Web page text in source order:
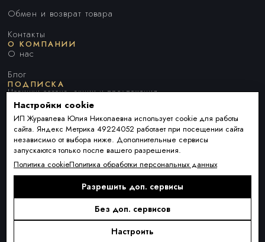
Обмен и возврат товара
Контакты
О КОМПАНИИ
О нас
Блог
ПОДПИСКА
Новинки сезона, акции и предложения
Я ДАЮ СОГЛАСИЕ НА ОБРАБОТКУ ПЕРСОНАЛЬНЫХ ДАННЫХ И
СОГЛАШАЮСЬ СПОЛИТИКОЙ ОБРАБОТКИ ПЕРСОНАЛЬНЫХ
ДАННЫХ
Подписаться
Настройки cookie
ИП Журавлева Юлия Николаевна использует cookie для работы
сайта. Яндекс Метрика 49224052 работает при посещении сайта
независимо от выбора ниже. Дополнительные сервисы
запускаются только после вашего разрешения.
Политика cookieПолитика обработки персональных данных
Разрешить доп. сервисы
Без доп. сервисов
Настроить